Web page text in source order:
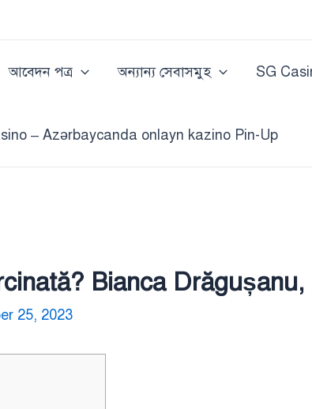
আবেদন পত্র অন্যান্য সেবাসমুহ SG
– Azərbaycanda onlayn kazino Pin-Up
Bianca
25, 2023